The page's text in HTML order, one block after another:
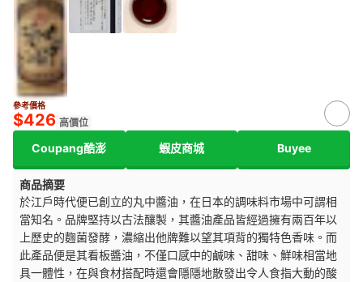
參考價格
$426 高價位
Coupang酷澎 蝦皮商城 Buyee
商品摘要
於江戶時代便已創立的丸中醬油，在日本的調味料市場中可謂相
當知名。品牌堅持以古法釀製，其醬油產品皆經過擁有兩百年以
上歷史的麴菌發酵，濃縮出他牌難以望其項背的獨特色香味。而
此產品便是其看板醬油，不僅口感中的鹹味、甜味、鮮味相當地
具一體性，在與食材搭配時還會隱隱地散發出令人食指大動的酸